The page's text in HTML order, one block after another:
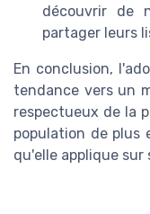
découvrir de
partager leurs
En conclusion,
tendance vers un
respectueux de la
population de plus
qu'elle applique sur